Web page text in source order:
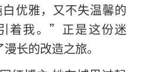
优雅，又不失温馨的
着我。”正是这份迷
长的改造之旅。